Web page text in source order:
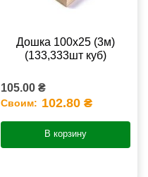
Дошка 100х25 (3м)
(133,333шт куб)
105.00 ₴
Своим: 102.80 ₴
В корзину